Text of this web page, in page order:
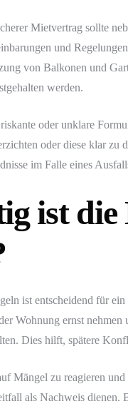
Mietvertrag sollte
und
von Balkonen und
werden.
oder unklare
oder diese klar
im Falle eines
ist
ist entscheidend für
Wohnung ernst
Dies hilft, spätere
Mängel zu reagieren
als Nachweis dienen.